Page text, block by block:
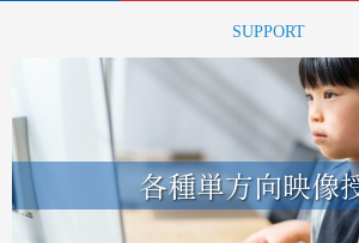
SUPPORT
各種単方向映像